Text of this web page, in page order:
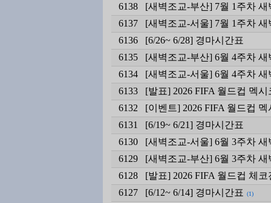
6138
[새벽조교-부산] 7월 1주차
6137
[새벽조교-서울] 7월 1주차
6136
[6/26~ 6/28] 경마시간표
6135
[새벽조교-부산] 6월 4주차
6134
[새벽조교-서울] 6월 4주차
6133
[발표] 2026 FIFA 월드컵 멕
6132
[이벤트] 2026 FIFA 월드컵
6131
[6/19~ 6/21] 경마시간표
6130
[새벽조교-서울] 6월 3주차
6129
[새벽조교-부산] 6월 3주차
6128
[발표] 2026 FIFA 월드컵 체
6127
[6/12~ 6/14] 경마시간표 (1)